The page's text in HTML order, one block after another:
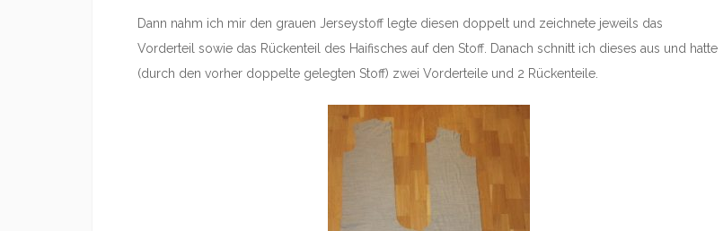
Dann nahm ich mir den grauen Jerseystoff legte diesen doppelt und zeichnete jeweils das
Vorderteil sowie das Rückenteil des Haifisches auf den Stoff. Danach schnitt ich dieses aus und hatte
(durch den vorher doppelte gelegten Stoff) zwei Vorderteile und 2 Rückenteile.